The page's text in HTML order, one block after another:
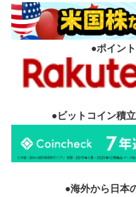
●ポイン
●ビットコイン積
●海外から日本